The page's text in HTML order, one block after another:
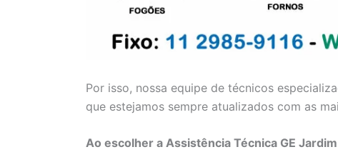
Por isso, nossa equipe de técnicos
que estejamos sempre atualizados com as
Ao escolher a Assistência Técnica GE